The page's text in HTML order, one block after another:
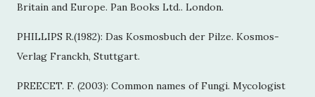
Britain and Europe. Pan Books Ltd.. London.
PHILLIPS R.(1982): Das Kosmosbuch der Pilze. Kosmos-
Verlag Franckh, Stuttgart.
PREECET. F. (2003): Common names of Fungi. Mycologist